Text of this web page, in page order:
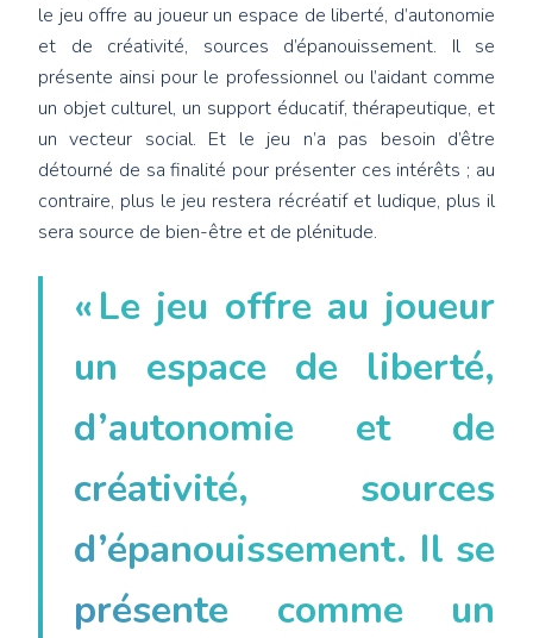
le jeu offre au joueur un espace de liberté, d’autonomie
et de créativité, sources d’épanouissement. Il se
présente ainsi pour le professionnel ou l’aidant comme
un objet culturel, un support éducatif, thérapeutique, et
un vecteur social. Et le jeu n’a pas besoin d’être
détourné de sa finalité pour présenter ces intérêts ; au
contraire, plus le jeu restera récréatif et ludique, plus il
sera source de bien-être et de plénitude.
« Le jeu offre au joueur
un espace de liberté,
d’autonomie et de
créativité, sources
d’épanouissement. Il se
présente comme un